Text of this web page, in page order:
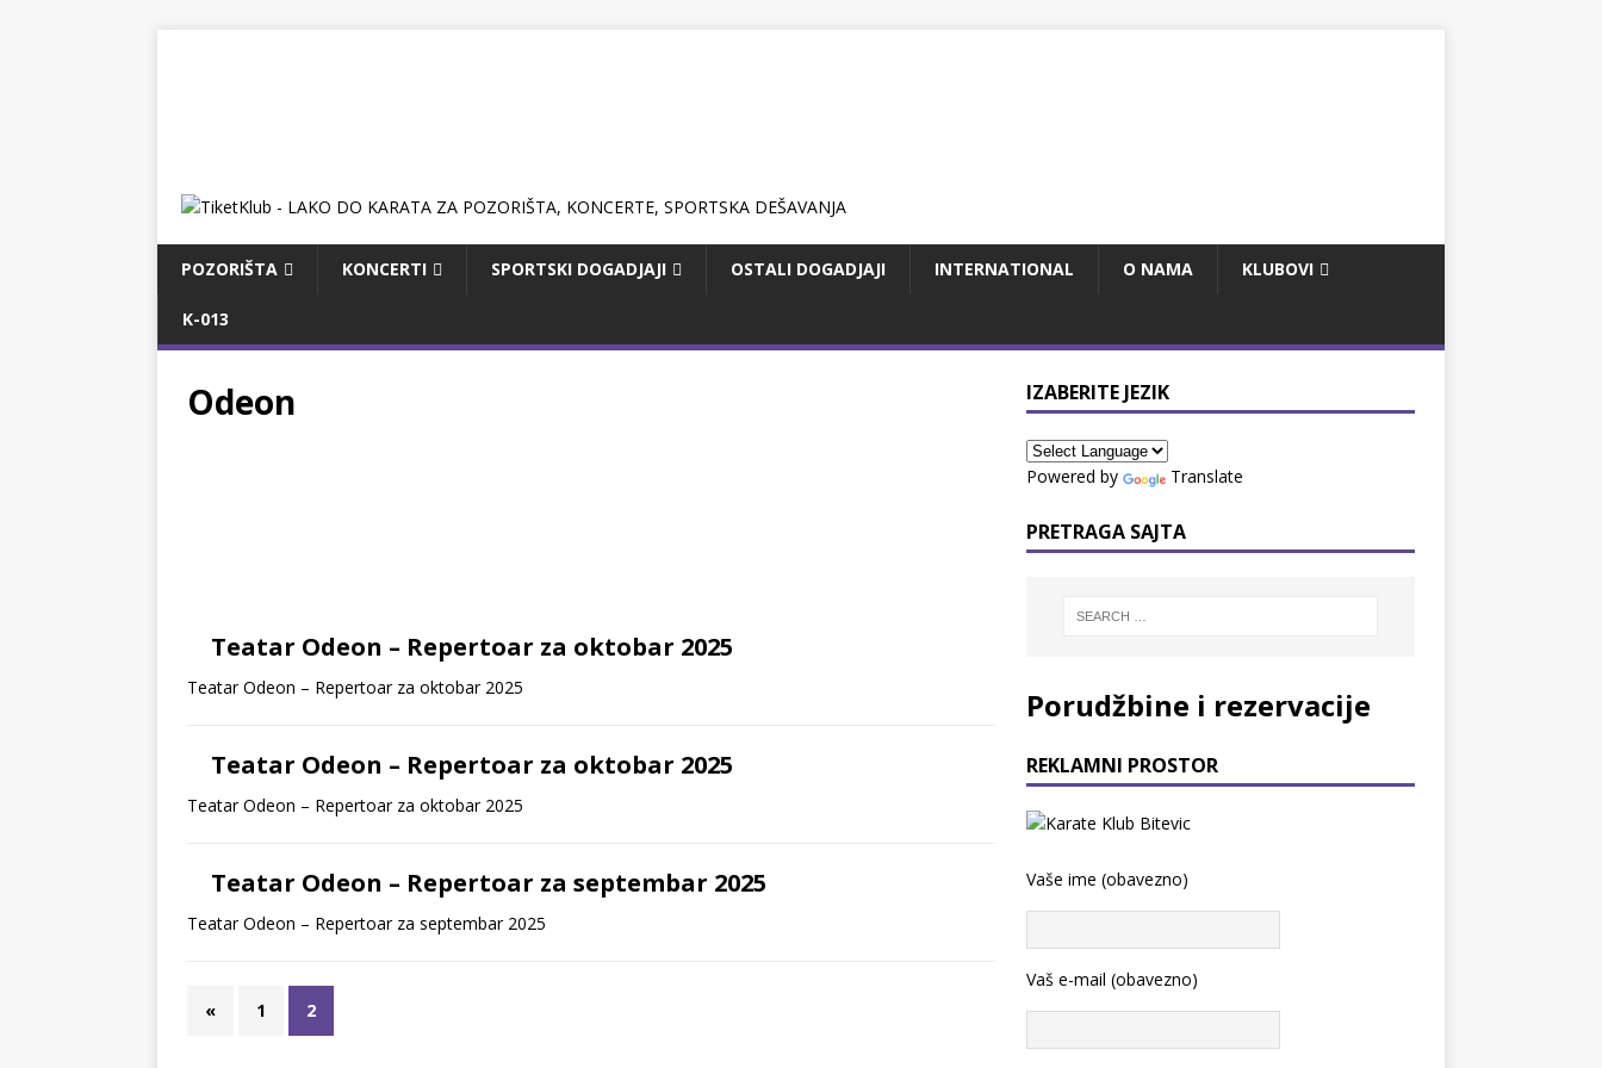
POZORIŠTA KONCERTI SPORTSKI DOGADJAJI OSTALI DOGADJAJI INTERNATIONAL O NAMA KLUBOVI
K-013
Odeon
Teatar Odeon – Repertoar za oktobar 2025
Teatar Odeon – Repertoar za oktobar 2025
Teatar Odeon – Repertoar za oktobar 2025
Teatar Odeon – Repertoar za oktobar 2025
Teatar Odeon – Repertoar za septembar 2025
Teatar Odeon – Repertoar za septembar 2025
« 1 2
IZABERITE JEZIK
Powered by Translate
PRETRAGA SAJTA
Porudžbine i rezervacije
REKLAMNI PROSTOR
Vaše ime (obavezno)
Vaš e-mail (obavezno)